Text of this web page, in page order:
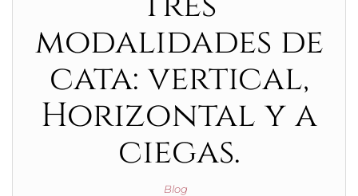
modalidades de
cata: vertical,
Horizontal y a
ciegas.
Blog